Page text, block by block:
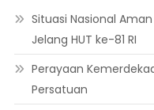
Situasi Nasional
Jelang HUT ke-81 RI
Perayaan
Persatuan